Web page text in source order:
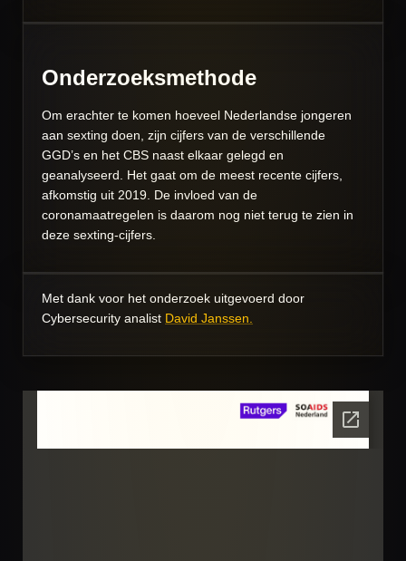
Onderzoeksmethode
Om erachter te komen hoeveel Nederlandse jongeren
aan sexting doen, zijn cijfers van de verschillende
GGD’s en het CBS naast elkaar gelegd en
geanalyseerd. Het gaat om de meest recente cijfers,
afkomstig uit 2019. De invloed van de
coronamaatregelen is daarom nog niet terug te zien in
deze sexting-cijfers.
Met dank voor het onderzoek uitgevoerd door
Cybersecurity analist David Janssen.